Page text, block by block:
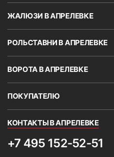
ЖАЛЮЗИ В АПРЕЛЕВКЕ
РОЛЬСТАВНИ В АПРЕЛЕВКЕ
ВОРОТА В АПРЕЛЕВКЕ
ПОКУПАТЕЛЮ
КОНТАКТЫ В АПРЕЛЕВКЕ
+7 495 152-52-51